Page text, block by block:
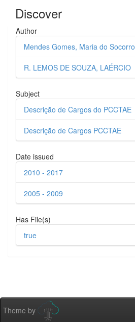
Discover
Author
Mendes Gomes, Maria do Socorro
R. LEMOS DE SOUZA, LAÉRCIO
Subject
Descrição de Cargos do PCCTAE
Descrição de Cargos PCCTAE
Date issued
2010 - 2017
2005 - 2009
Has File(s)
true
Theme by